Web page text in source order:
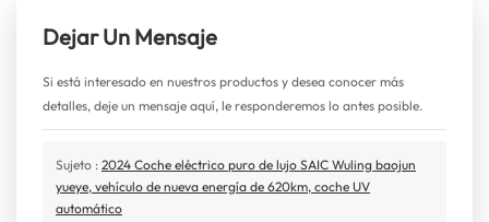
Dejar Un Mensaje
Si está interesado en nuestros productos y desea conocer más
detalles, deje un mensaje aquí, le responderemos lo antes posible.
Sujeto : 2024 Coche eléctrico puro de lujo SAIC Wuling baojun
yueye, vehículo de nueva energía de 620km, coche UV
automático